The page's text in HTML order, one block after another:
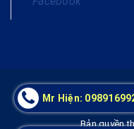
Bản quyền
Mr Hiện: